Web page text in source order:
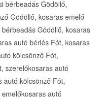
bérbeadás Gödöllő,
Gödöllő, kosaras emelő
Gödöllő, kosaras
autó bérlés Fót, kosaras
kölcsönző Fót,
szerelőkosaras autó
autó kölcsönző Fót,
autó